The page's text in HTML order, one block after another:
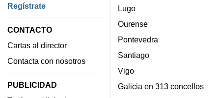
Regístrate
CONTACTO
Cartas al director
Contacta con nosotros
PUBLICIDAD
Lugo
Ourense
Pontevedra
Santiago
Vigo
Galicia en 313 concellos